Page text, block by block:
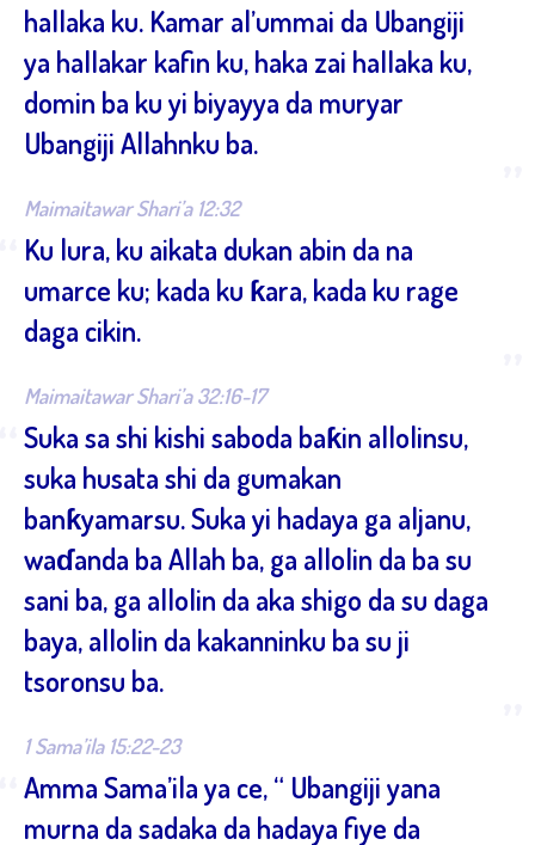
hallaka ku. Kamar al’ummai da Ubangiji
ya hallakar kafin ku, haka zai hallaka ku,
domin ba ku yi biyayya da muryar
Ubangiji Allahnku ba.
Maimaitawar Shari’a 12:32
Ku lura, ku aikata dukan abin da na
umarce ku; kada ku ƙara, kada ku rage
daga cikin.
Maimaitawar Shari’a 32:16-17
Suka sa shi kishi saboda baƙin allolinsu,
suka husata shi da gumakan
banƙyamarsu. Suka yi hadaya ga aljanu,
waɗanda ba Allah ba, ga allolin da ba su
sani ba, ga allolin da aka shigo da su daga
baya, allolin da kakanninku ba su ji
tsoronsu ba.
1 Sama’ila 15:22-23
Amma Sama’ila ya ce, “ Ubangiji yana
murna da sadaka da hadaya fiye da